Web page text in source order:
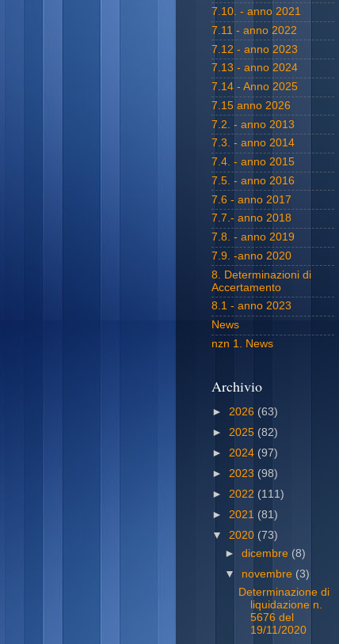
7.10. - anno 2021
7.11 - anno 2022
7.12 - anno 2023
7.13 - anno 2024
7.14 - Anno 2025
7.15 anno 2026
7.2. - anno 2013
7.3. - anno 2014
7.4. - anno 2015
7.5. - anno 2016
7.6 - anno 2017
7.7.- anno 2018
7.8. - anno 2019
7.9. -anno 2020
8. Determinazioni di
Accertamento
8.1 - anno 2023
News
nzn 1. News
Archivio
► 2026 (63)
► 2025 (82)
► 2024 (97)
► 2023 (98)
► 2022 (111)
► 2021 (81)
▼ 2020 (73)
►dicembre (8)
▼ novembre (3)
Determinazione di
liquidazione n.
5676 del
19/11/2020